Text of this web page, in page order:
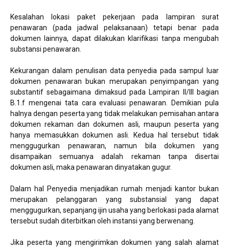
Kesalahan lokasi paket pekerjaan pada lampiran surat
penawaran (pada jadwal pelaksanaan) tetapi benar pada
dokumen lainnya, dapat dilakukan klarifikasi tanpa mengubah
substansi penawaran.
Kekurangan dalam penulisan data penyedia pada sampul luar
dokumen penawaran bukan merupakan penyimpangan yang
substantif sebagaimana dimaksud pada Lampiran II/III bagian
B.1.f mengenai tata cara evaluasi penawaran. Demikian pula
halnya dengan peserta yang tidak melakukan pemisahan antara
dokumen rekaman dan dokumen asli, maupun peserta yang
hanya memasukkan dokumen asli. Kedua hal tersebut tidak
menggugurkan penawaran, namun bila dokumen yang
disampaikan semuanya adalah rekaman tanpa disertai
dokumen asli, maka penawaran dinyatakan gugur.
Dalam hal Penyedia menjadikan rumah menjadi kantor bukan
merupakan pelanggaran yang substansial yang dapat
menggugurkan, sepanjang ijin usaha yang berlokasi pada alamat
tersebut sudah diterbitkan oleh instansi yang berwenang.
Jika peserta yang mengirimkan dokumen yang salah alamat